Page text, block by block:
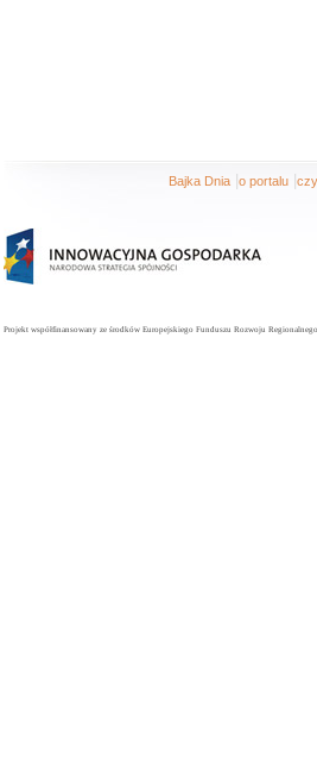
Bajka Dnia o portalu
Projekt współfinansowany ze środków Europejskiego Funduszu Rozwoju